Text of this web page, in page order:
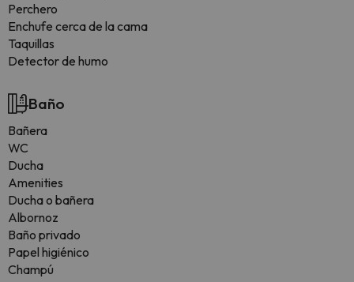
Perchero
Enchufe cerca de la cama
Taquillas
Detector de humo
Baño
Bañera
WC
Ducha
Amenities
Ducha o bañera
Albornoz
Baño privado
Papel higiénico
Champú